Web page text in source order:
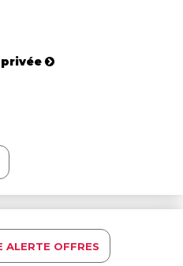
ALERTE OFFRES